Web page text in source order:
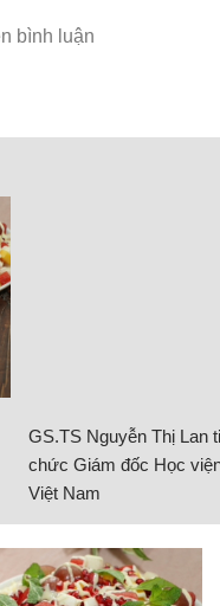
GS.TS Nguyễn Thị Lan
chức Giám đốc Học
Việt Nam